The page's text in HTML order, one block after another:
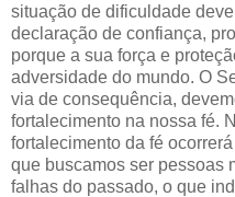
situação de dificuldade
declaração de confiança,
porque a sua força e
adversidade do mundo. O
via de consequência,
fortalecimento na nossa fé.
fortalecimento da fé
que buscamos ser pessoas
falhas do passado, o que